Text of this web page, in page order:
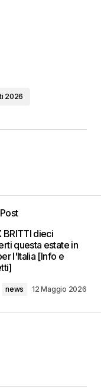
2026
BRITTI dieci
questa estate in
l'Italia [Info e
news 12 Maggio 2026